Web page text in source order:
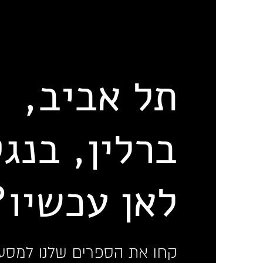
תל אביב,
ברלין,
לאן
קחו את הספרים שלנו